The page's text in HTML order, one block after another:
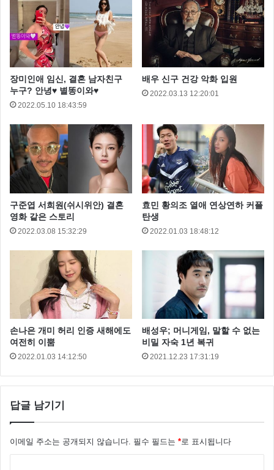
전노민은 무명시절이 상당히 길었다고 전했는데요
전노민은 “무명 시절이 10년 가까이 된다. 남들은 이 자
리까지 굉장히 쉽게 왔다고 하는데 안 해본 거 없이 다
해봤다” 라고 말했습니다.
전노민은 성공할 수 있었던 이유 대해 “어떤 일이 닥쳐
도 걱정하지만 걱정하는 시간을 줄여보고자 했다. 걱정
만 하면 실패할 확률이 높기 때문에 고민하고 걱정하되
장미인애 임신, 결혼 남자친구
누구? 안녕♥ 별똥이와♥
2022.05.10 18:43:59
배우 신구 건강 악화 입원
2022.03.13 12:20:01
구준엽 서희원(쉬시위안) 결혼
영화 같은 스토리
2022.03.08 15:32:29
효민 황의조 열애 연상연하 커플
탄생
2022.01.03 18:48:12
손나은 개미 허리 인증 새해에도
여전히 이뿜
2022.01.03 14:12:50
배성우; 머니게임, 말할 수 없는
비밀 자숙 1년 복귀
2021.12.23 17:31:19
답글 남기기
이메일 주소는 공개되지 않습니다. 필수 필드는 *로 표시됩니다